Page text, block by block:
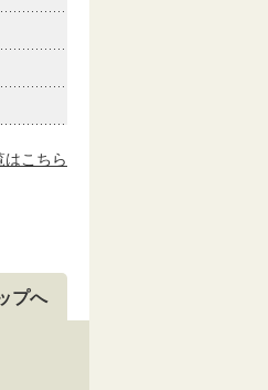
はこちら
プへ